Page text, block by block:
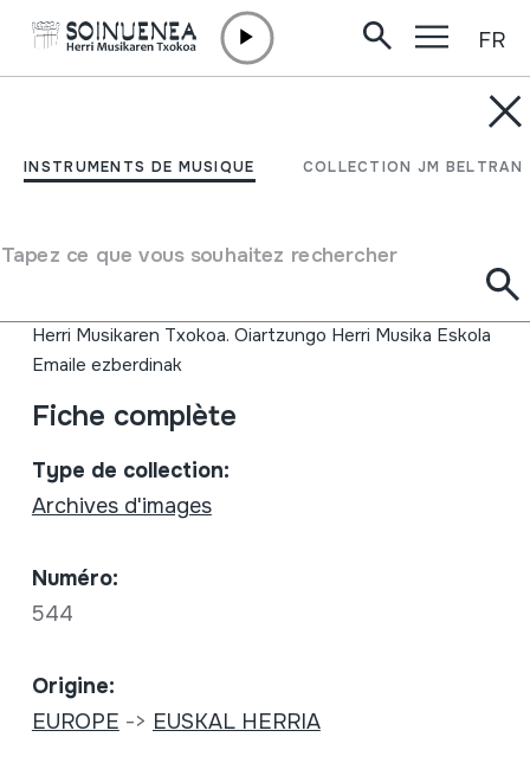
INSTRUMENTS DE MUSIQUE COLLECTION JM BELTRAN
Tapez ce que vous souhaitez rechercher
FR
HM Eskola Eguna.
Oiartzun. 2009-06-07
Herri Musikaren Txokoa. Oiartzungo Herri Musika Eskola
Emaile ezberdinak
Fiche complète
Type de collection:
Archives d'images
Numéro:
544
Origine:
EUROPE -> EUSKAL HERRIA